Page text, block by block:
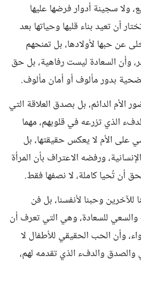
ولا سجينة أدوار فرضها عليها
أن تعيد بناء قلبها وحياتها بعد
عن حبها لأولادها، بل تمنحهم
وأن السعادة ليست رفاهية، بل حق
بدور مألوف أو أمان مألوف.
الأم الدائم، بل بصدق العلاقة التي
الذي تزرعه في قلوبهم، مهما
على الأم لا يعكس حقيقتها، بل
ورفضه الاعتراف بأن المرأة
أن تُحيا كاملة، لا نصفها فقط.
للآخرين وحبنا لأنفسنا، بل فن
والسعي للسعادة، وهي التي تعرف أن
وأن الحب الحقيقي للأطفال لا
والصدق والدفء الذي تقدمه لهم،